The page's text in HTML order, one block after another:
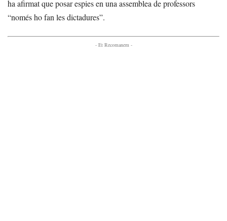
ha afirmat que posar espies en una assemblea de professors
“només ho fan les dictadures”.
- Et Recomanem -